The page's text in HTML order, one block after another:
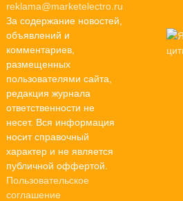
reklama@marketelectro.ru
За содержание новостей,
объявлений и
комментариев,
размещенных
пользователями сайта,
редакция журнала
ответственности не
несет. Вся информация
носит справочный
характер и не является
публичной оффертой.
Пользовательское
соглашение